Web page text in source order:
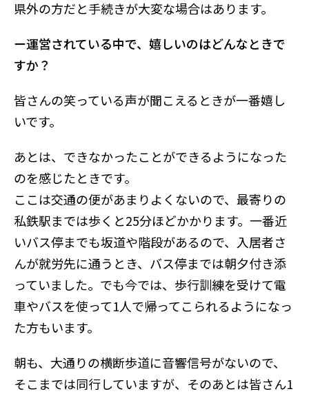
県外の方だと手続きが大変な場合はあります。
ー運営されている中で、嬉しいのはどんなときで
すか？
皆さんの笑っている声が聞こえるときが一番嬉し
いです。
あとは、できなかったことができるようになった
のを感じたときです。
ここは交通の便があまりよくないので、最寄りの
私鉄駅までは歩くと25分ほどかかります。一番近
いバス停までも坂道や階段があるので、入居者さ
んが就労先に通うとき、バス停までは朝夕付き添
っていました。でも今では、歩行訓練を受けて電
車やバスを使って1人で帰ってこられるようになっ
た方もいます。
朝も、大通りの横断歩道に音響信号がないので、
そこまでは同行していますが、そのあとは皆さん1